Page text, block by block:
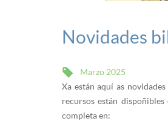
Novidades
Marzo 2025
Xa están aquí as
recursos están
completa en: